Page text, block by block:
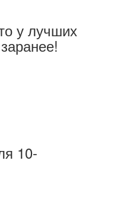
у лучших
10-